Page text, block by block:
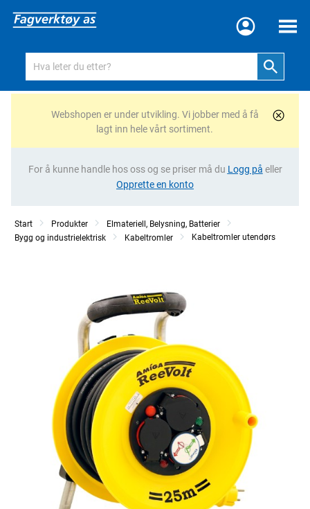
Meny
Webshopen er under utvikling. Vi jobber med å få
lagt inn hele vårt sortiment.
For å kunne handle hos oss og se priser må du Logg på eller
Opprette en konto
Start Produkter
Elmateriell, Belysning, Batterier
Bygg og industrielektrisk
Kabeltromler Kabeltromler utendørs